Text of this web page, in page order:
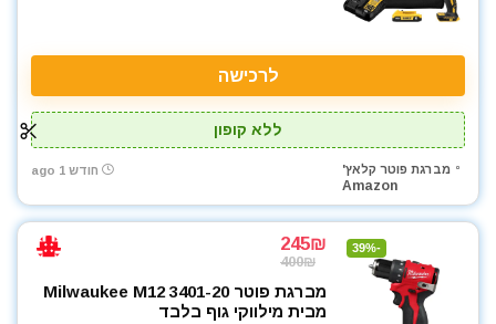
לרכישה
ללא קופון
מברגת פוטר קלאץ'
Amazon
חודש 1 ago
-39%
245₪
400₪
מברגת פוטר Milwaukee M12 3401-20
מבית מילווקי גוף בלבד